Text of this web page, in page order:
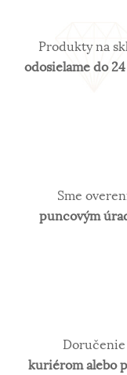
šperky z neho
Produkty na
odosielame do
Sme
puncovým
Doručenie
kuriérom alebo